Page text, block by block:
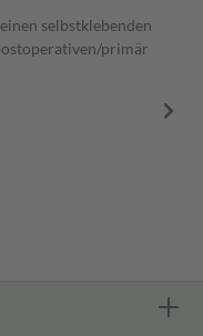
selbstklebenden
primär